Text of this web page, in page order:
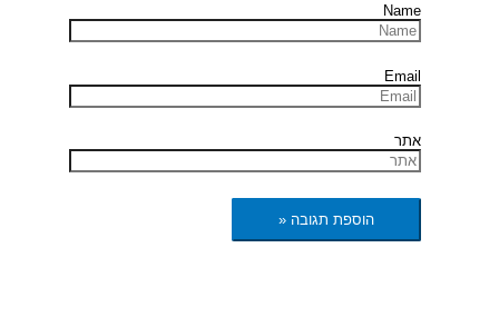
Name
Email
אתר